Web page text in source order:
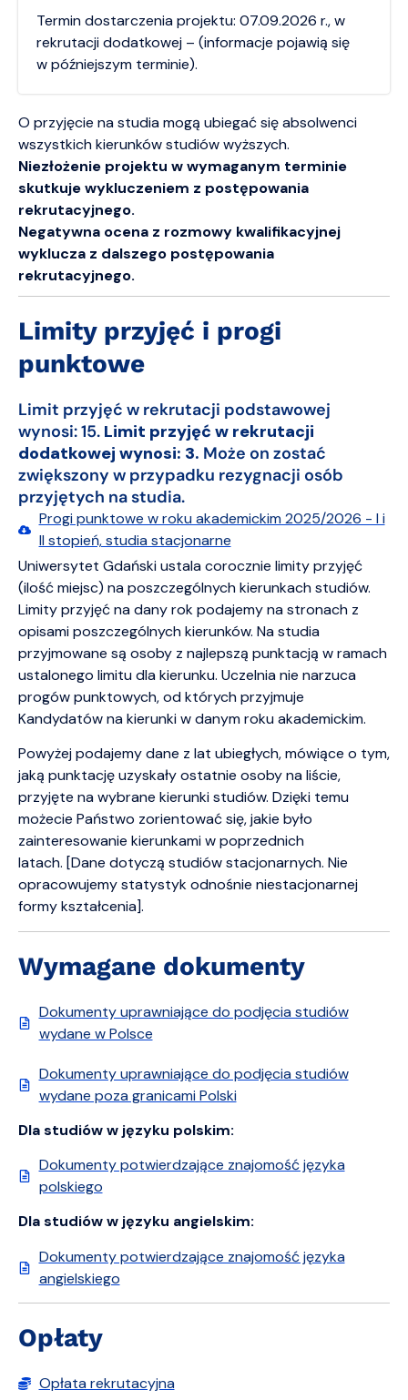
Termin dostarczenia projektu: 07.09.2026 r., w
rekrutacji dodatkowej – (informacje pojawią się
w późniejszym terminie).
O przyjęcie na studia mogą ubiegać się absolwenci
wszystkich kierunków studiów wyższych.
Niezłożenie projektu w wymaganym terminie
skutkuje wykluczeniem z postępowania
rekrutacyjnego.
Negatywna ocena z rozmowy kwalifikacyjnej
wyklucza z dalszego postępowania
rekrutacyjnego.
Limity przyjęć i progi
punktowe
Limit przyjęć w rekrutacji podstawowej
wynosi: 15. Limit przyjęć w rekrutacji
dodatkowej wynosi: 3. Może on zostać
zwiększony w przypadku rezygnacji osób
przyjętych na studia.
Progi punktowe w roku akademickim 2025/2026 - I i
II stopień, studia stacjonarne
Uniwersytet Gdański ustala corocznie limity przyjęć
(ilość miejsc) na poszczególnych kierunkach studiów.
Limity przyjęć na dany rok podajemy na stronach z
opisami poszczególnych kierunków. Na studia
przyjmowane są osoby z najlepszą punktacją w ramach
ustalonego limitu dla kierunku. Uczelnia nie narzuca
progów punktowych, od których przyjmuje
Kandydatów na kierunki w danym roku akademickim.
Powyżej podajemy dane z lat ubiegłych, mówiące o tym,
jaką punktację uzyskały ostatnie osoby na liście,
przyjęte na wybrane kierunki studiów. Dzięki temu
możecie Państwo zorientować się, jakie było
zainteresowanie kierunkami w poprzednich
latach. [Dane dotyczą studiów stacjonarnych. Nie
opracowujemy statystyk odnośnie niestacjonarnej
formy kształcenia].
Wymagane dokumenty
Dokumenty uprawniające do podjęcia studiów
wydane w Polsce
Dokumenty uprawniające do podjęcia studiów
wydane poza granicami Polski
Dla studiów w języku polskim:
Dokumenty potwierdzające znajomość języka
polskiego
Dla studiów w języku angielskim:
Dokumenty potwierdzające znajomość języka
angielskiego
Opłaty
Opłata rekrutacyjna